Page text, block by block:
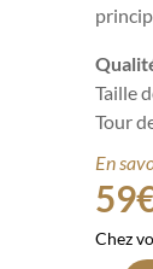
Taille
Tour
En
59
Chez